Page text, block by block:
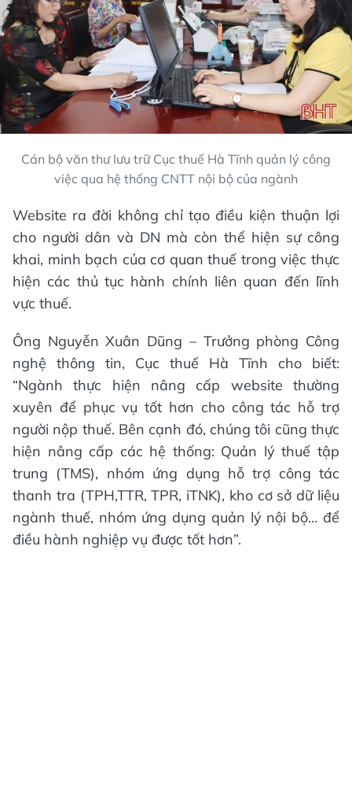
Cán bộ văn thư lưu trữ Cục thuế Hà Tĩnh quản lý công
việc qua hệ thống CNTT nội bộ của ngành
Website ra đời không chỉ tạo điều kiện thuận lợi
cho người dân và DN mà còn thể hiện sự công
khai, minh bạch của cơ quan thuế trong việc thực
hiện các thủ tục hành chính liên quan đến lĩnh
vực thuế.
Ông Nguyễn Xuân Dũng – Trưởng phòng Công
nghệ thông tin, Cục thuế Hà Tĩnh cho biết:
“Ngành thực hiện nâng cấp website thường
xuyên để phục vụ tốt hơn cho công tác hỗ trợ
người nộp thuế. Bên cạnh đó, chúng tôi cũng thực
hiện nâng cấp các hệ thống: Quản lý thuế tập
trung (TMS), nhóm ứng dụng hỗ trợ công tác
thanh tra (TPH,TTR, TPR, iTNK), kho cơ sở dữ liệu
ngành thuế, nhóm ứng dụng quản lý nội bộ… để
điều hành nghiệp vụ được tốt hơn”.